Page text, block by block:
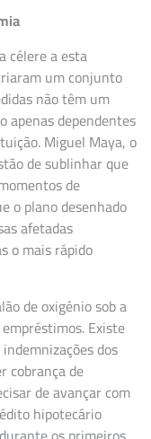
célere a esta
um conjunto
não têm um
apenas dependentes
Miguel Maya, o
de sublinhar que
de
o plano desenhado
afetadas
o mais rápido
de oxigénio sob a
Existe
dos
cobrança de
de avançar com
hipotecário